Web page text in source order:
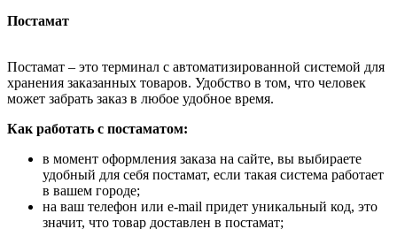
Постамат
Постамат – это терминал с автоматизированной системой для
хранения заказанных товаров. Удобство в том, что человек
может забрать заказ в любое удобное время.
Как работать с постаматом:
в момент оформления заказа на сайте, вы выбираете
удобный для себя постамат, если такая система работает
в вашем городе;
на ваш телефон или e-mail придет уникальный код, это
значит, что товар доставлен в постамат;